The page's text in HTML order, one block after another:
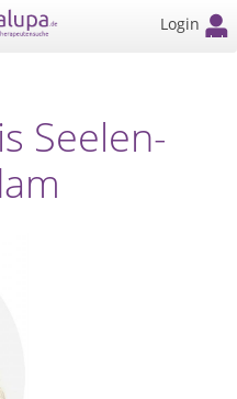
Login
Seelen-